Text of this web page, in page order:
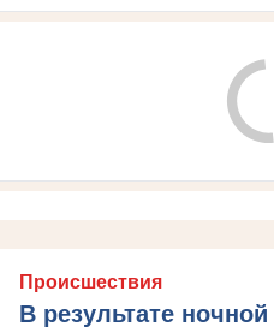
Происшествия
В результате